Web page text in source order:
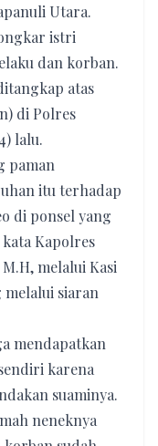
Utara.
istri
dan korban.
atas
di Polres
lalu.
paman
itu terhadap
di ponsel yang
Kapolres
melalui Kasi
melalui siaran
mendapatkan
karena
suaminya.
neneknya